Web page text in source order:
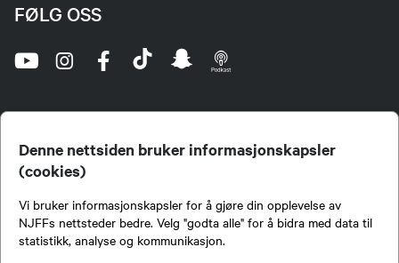
Denne nettsiden bruker informasjonskapsler
(cookies)
Vi bruker informasjonskapsler for å gjøre din opplevelse av
NJFFs nettsteder bedre. Velg "godta alle" for å bidra med data til
statistikk, analyse og kommunikasjon.
FØLG OSS
jegere og sportsfiskere og et av de viktigste miljøene for formidling av kunnskap om jakt og
fiske i Norge. Vi er en partipolitisk nøytral organisasjon, men har et sterkt jakt-, fiske-, og
naturpolitisk engasjement i mange saker.